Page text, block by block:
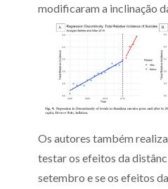
modificaram a inclinação
Os autores também
testar os efeitos da
setembro e se os efeitos